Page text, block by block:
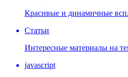
Красивые и динамичные
Статьи
Интересные материалы на
javascript